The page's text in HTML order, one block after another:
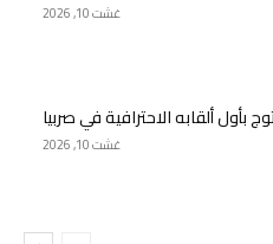
غشت 10, 2026
بأول ألقابه الاحترافية في صربيا
غشت 10, 2026